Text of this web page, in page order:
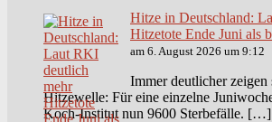
Hitze in Deutschland:
Hitzetote Ende Juni als
am 6. August 2026 um 9:12
Immer deutlicher
Hitzewelle: Für eine einzelne
Koch-Institut nun 9600 Sterbefälle. […]